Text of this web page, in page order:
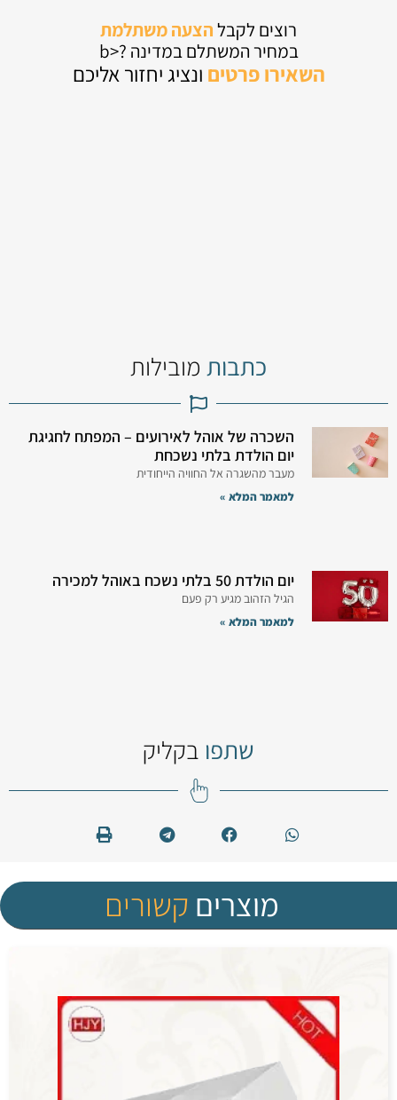
רוצים לקבלהצעה משתלמת
במחיר המשתלם במדינה ?<b
השאירו פרטים ונציג יחזור אליכם
כתבות מובילות
השכרה של אוהל לאירועים – המפתח לחגיגת
יום הולדת בלתי נשכחת
מעבר מהשגרה אל החוויה הייחודית
למאמר המלא »
יום הולדת 50 בלתי נשכח באוהל למכירה
הגיל הזהוב מגיע רק פעם
למאמר המלא »
שתפו בקליק
מוצרים קשורים